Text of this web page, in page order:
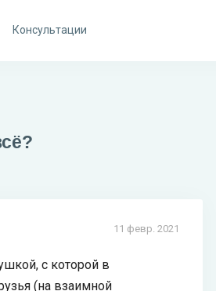
Консультации
11 февр. 2021
с которой в
(на взаимной